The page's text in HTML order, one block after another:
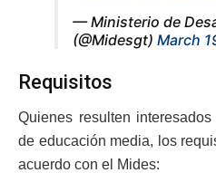
— Ministerio de
(@Midesgt) March
Requisitos
Quienes resulten
de educación media, los
acuerdo con el Mides: